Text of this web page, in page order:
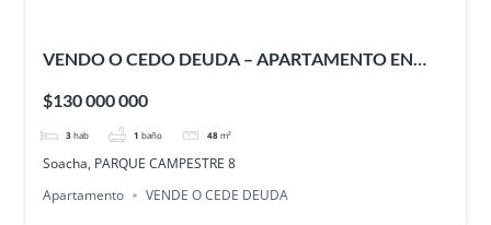
VENDO O CEDO DEUDA – APARTAMENTO EN
$130 000 000
3 hab 1 baño 48 m²
Soacha, PARQUE CAMPESTRE 8
Apartamento
VENDE O CEDE DEUDA